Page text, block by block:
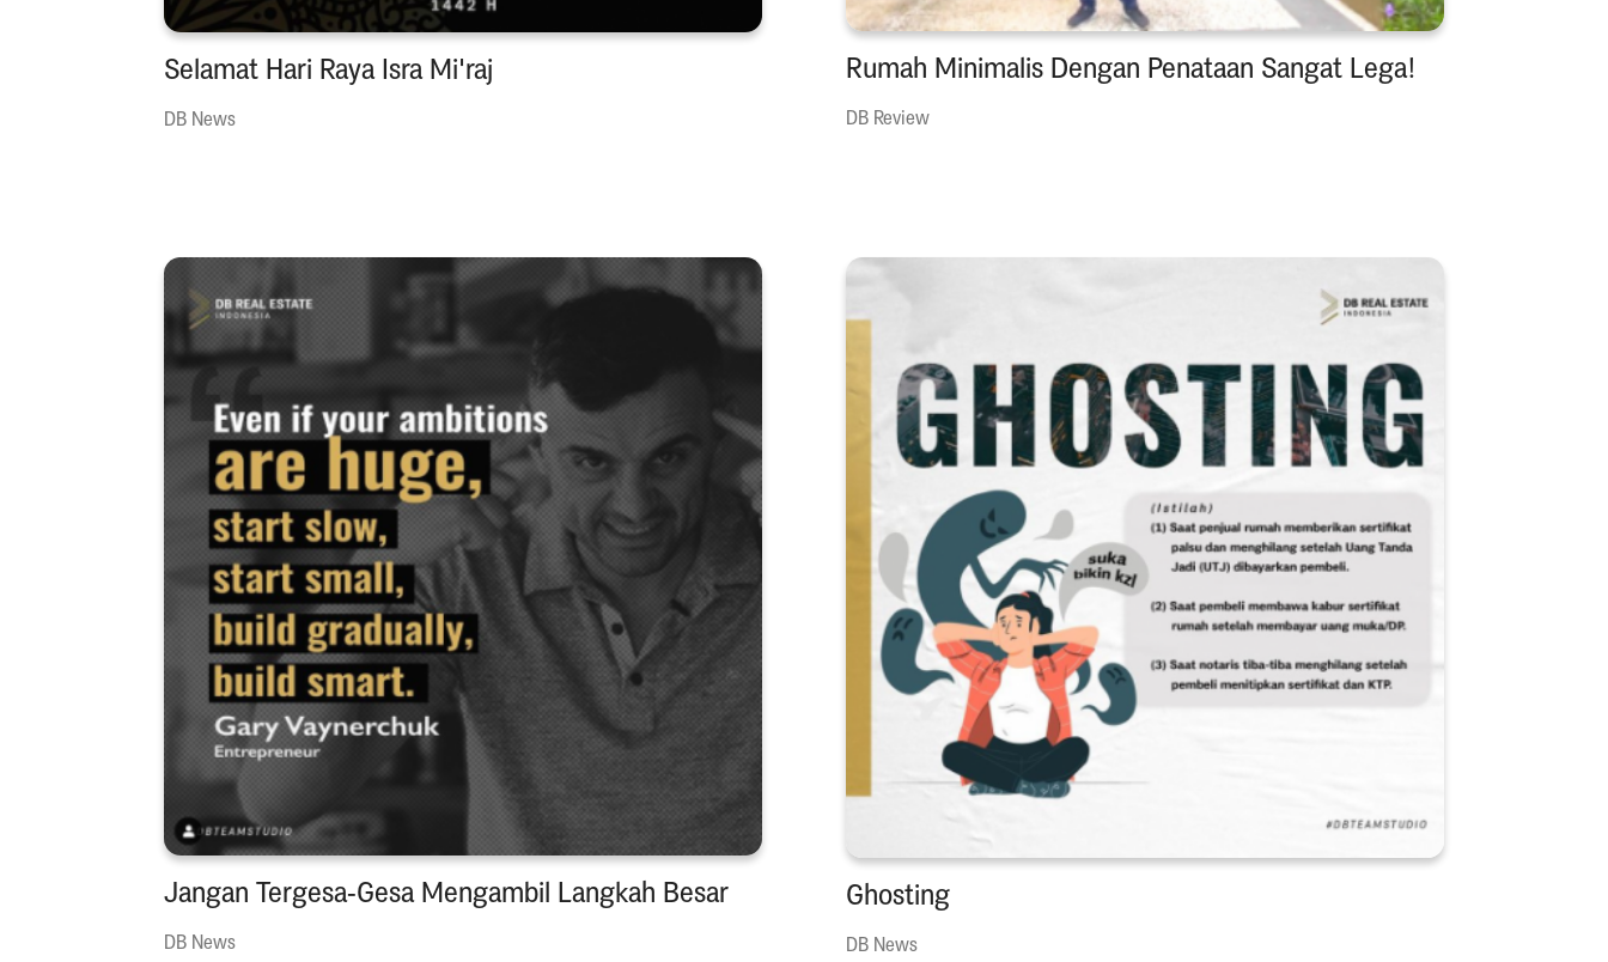
Selamat Hari Raya Isra Mi'raj
DB News
Rumah Minimalis Dengan Penataan Sangat Lega!
DB Review
Jangan Tergesa-Gesa Mengambil Langkah Besar
DB News
Ghosting
DB News